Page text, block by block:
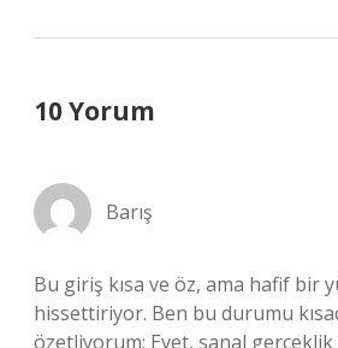
10 Yorum
Barış
Bu giriş kısa ve öz, ama hafif bir
hissettiriyor. Ben bu durumu
özetliyorum: Evet, sanal gerçeklik